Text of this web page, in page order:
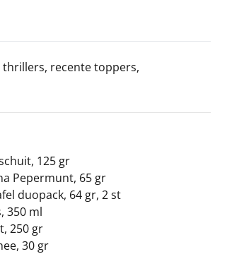
thrillers, recente toppers,
125 gr
Pepermunt, 65 gr
duopack, 64 gr, 2 st
350 ml
250 gr
30 gr